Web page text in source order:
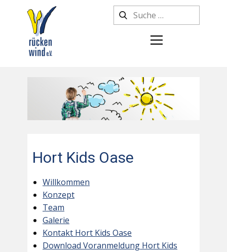
Hort Kids Oase
Willkommen
Konzept
Team
Galerie
Kontakt Hort Kids Oase
Download Voranmeldung Hort Kids